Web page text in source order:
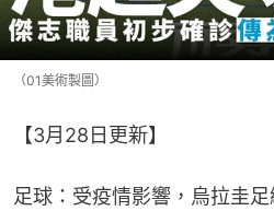
（01美術製圖）
【3月28日更新】
足球：受疫情影響，烏拉圭